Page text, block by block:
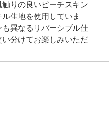
触りの良いピーチスキン
生地を使用していま
異なるリバーシブル仕
分けてお楽しみいただ
わりとした使い心地も
洗い（ネット使用）で